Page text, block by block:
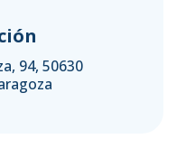
94, 50630